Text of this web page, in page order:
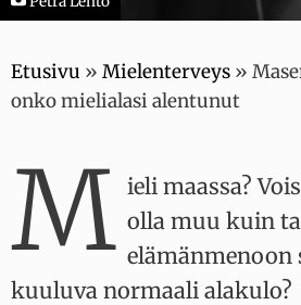
Etusivu » Mielenterveys »
onko mielialasi alentunut
M ieli maassa?
olla muu kuin
kuuluva normaali